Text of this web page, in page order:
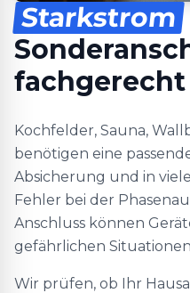
Starkstrom
Kochfelder, Sauna,
benötigen eine
Absicherung und in
Fehler bei der
Anschluss können
gefährlichen
Wir prüfen, ob Ihr